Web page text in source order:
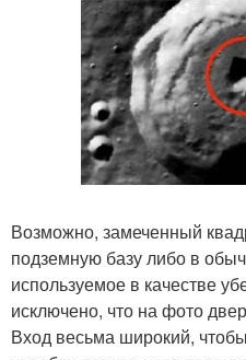
Возможно, замеченный
подземную базу либо в
используемое в качестве
исключено, что на фото
Вход весьма широкий,